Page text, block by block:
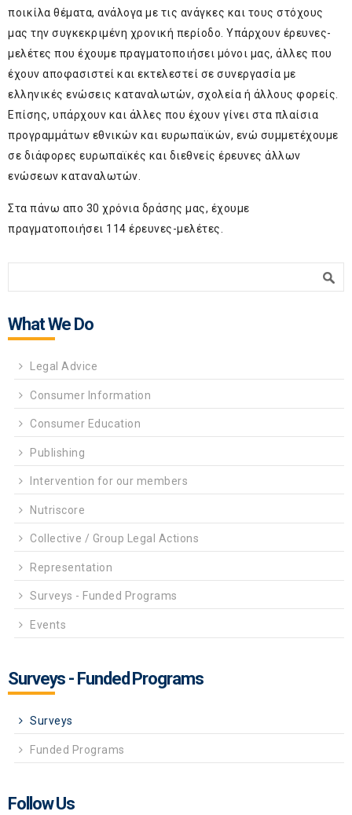
ποικίλα θέματα, ανάλογα με τις ανάγκες και τους στόχους
μας την συγκεκριμένη χρονική περίοδο. Υπάρχουν έρευνες-
μελέτες που έχουμε πραγματοποιήσει μόνοι μας, άλλες που
έχουν αποφασιστεί και εκτελεστεί σε συνεργασία με
ελληνικές ενώσεις καταναλωτών, σχολεία ή άλλους φορείς.
Επίσης, υπάρχουν και άλλες που έχουν γίνει στα πλαίσια
προγραμμάτων εθνικών και ευρωπαϊκών, ενώ συμμετέχουμε
σε διάφορες ευρωπαϊκές και διεθνείς έρευνες άλλων
ενώσεων καταναλωτών.
Στα πάνω απο 30 χρόνια δράσης μας, έχουμε
πραγματοποιήσει 114 έρευνες-μελέτες.
What We Do
Legal Advice
Consumer Information
Consumer Education
Publishing
Intervention for our members
Nutriscore
Collective / Group Legal Actions
Representation
Surveys - Funded Programs
Events
Surveys - Funded Programs
Surveys
Funded Programs
Follow Us